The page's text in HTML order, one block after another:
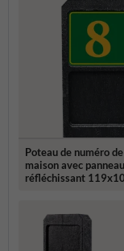
Poteau de numéro de
maison avec panneau
réfléchissant